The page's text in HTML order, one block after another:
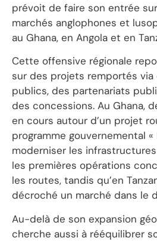
prévoit de faire son entrée
marchés anglophones et
au Ghana, en Angola et en
Cette offensive régionale
sur des projets remportés via
publics, des partenariats
des concessions. Au Ghana,
en cours autour d’un projet
programme gouvernemental «
moderniser les infrastructures
les premières opérations
les routes, tandis qu’en
décroché un marché dans le
Au-delà de son expansion
cherche aussi à rééquilibrer